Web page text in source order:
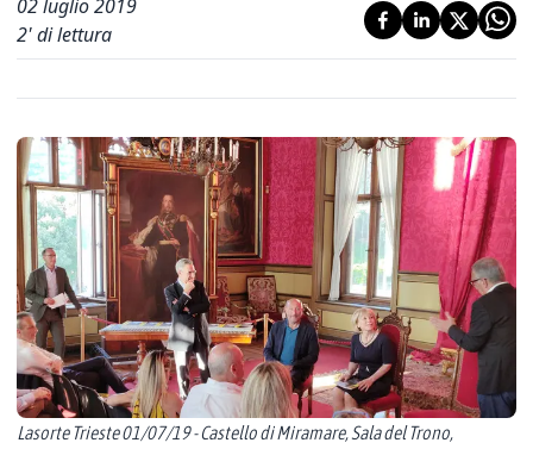
02 luglio 2019
2' di lettura
Lasorte Trieste 01/07/19 - Castello di Miramare, Sala del Trono,